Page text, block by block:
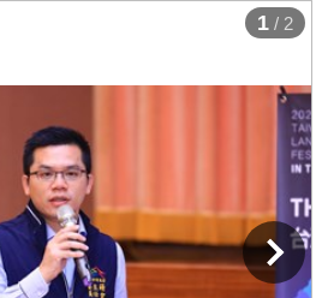
下一張
1 / 2